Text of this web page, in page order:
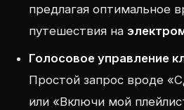
предлагая оптимальное
путешествия на
Голосовое управление
Простой запрос вроде
или «Включи мой